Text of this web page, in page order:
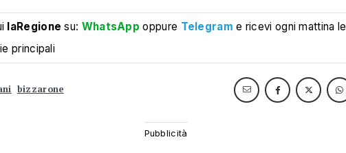
laRegione su: WhatsApp oppure Telegram e ricevi ogni mattina le
principali
bizzarone